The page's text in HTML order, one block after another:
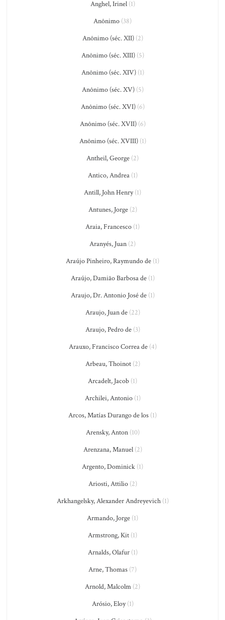
Anghel, Irinel(1)
Anônimo (38)
Anônimo (séc. XII)(2)
Anônimo (séc. XIII)(5)
Anônimo (séc. XIV)(1)
Anônimo (séc. XV)(5)
Anônimo (séc. XVI)(6)
Anônimo (séc. XVII)(6)
Anônimo (séc. XVIII)(1)
Antheil, George (2)
Antico, Andrea(1)
Antill, John Henry(1)
Antunes, Jorge(2)
Araia, Francesco (1)
Aranyés, Juan (2)
Araújo Pinheiro, Raymundo de (1)
Araújo, Damião Barbosa de(1)
Araujo, Dr. Antonio José de(1)
Araujo, Juan de(22)
Araujo, Pedro de(3)
Arauxo, Francisco Correa de(4)
Arbeau, Thoinot(2)
Arcadelt, Jacob (1)
Archilei, Antonio(1)
Arcos, Matías Durango de los (1)
Arensky, Anton(10)
Arenzana, Manuel(2)
Argento, Dominick (1)
Ariosti, Attilio(2)
Arkhangelsky, Alexander Andreyevich(1)
Armando, Jorge (1)
Armstrong, Kit (1)
Arnalds, Olafur(1)
Arne, Thomas (7)
Arnold, Malcolm (2)
Arósio, Eloy(1)